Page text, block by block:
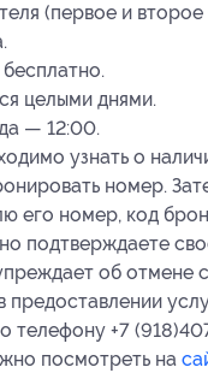
(первое и
целыми днями.
— 12:00.
узнать о
номер.
его номер, код
подтверждаете
об отмене
предоставлении
телефону +7
посмотреть на